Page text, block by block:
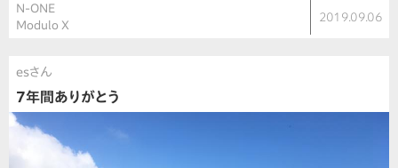
N-ONE
Modulo X
2019.09.06
esさん
7年間ありがとう